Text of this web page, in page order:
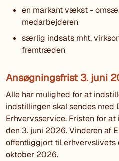
en markant vækst -
medarbejderen
særlig indsats mht.
fremtræden
Ansøgningsfrist 3. juni
Alle har mulighed for at
indstillingen skal sendes med
Erhvervsservice. Fristen for
den 3. juni 2026. Vinderen af
offentliggjort til erhvervslivets
oktober 2026.